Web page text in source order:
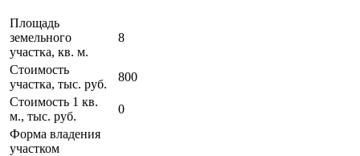
Площадь
земельного
участка, кв. м.
8
Стоимость
участка, тыс. руб.
800
Стоимость 1 кв.
м., тыс. руб.
0
Форма владения
участком